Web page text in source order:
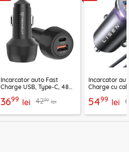
Incarcator auto Fast
Charge USB, Type-C, 48W
3699 lei 4299 lei
Incarcator
Charge cu
5499 lei